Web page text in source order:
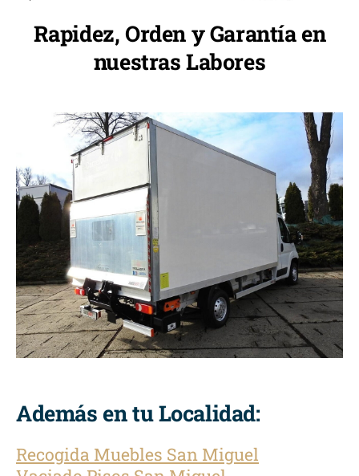
Rapidez, Orden y Garantía en
nuestras Labores
Además en tu Localidad:
Recogida Muebles San Miguel